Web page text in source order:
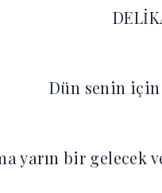
Dün senin
yarın bir gelecek